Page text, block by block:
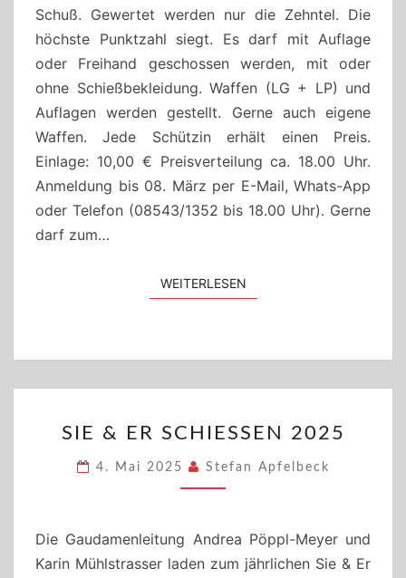
Schuß. Gewertet werden nur die Zehntel. Die
höchste Punktzahl siegt. Es darf mit Auflage
oder Freihand geschossen werden, mit oder
ohne Schießbekleidung. Waffen (LG + LP) und
Auflagen werden gestellt. Gerne auch eigene
Waffen. Jede Schützin erhält einen Preis.
Einlage: 10,00 € Preisverteilung ca. 18.00 Uhr.
Anmeldung bis 08. März per E-Mail, Whats-App
oder Telefon (08543/1352 bis 18.00 Uhr). Gerne
darf zum…
WEITERLESENWEITERLESEN
&
ER
SCHIESSEN 2
SIE & ER SCHIESSEN 2025
4. Mai 2025 Stefan Apfelbeck
Die Gaudamenleitung Andrea Pöppl-Meyer und
Karin Mühlstrasser laden zum jährlichen Sie & Er